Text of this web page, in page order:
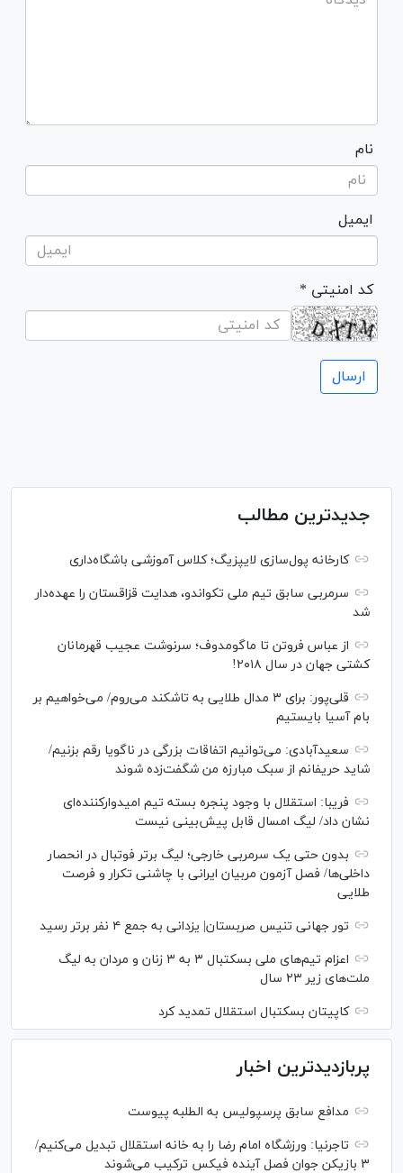
نام
ایمیل
* کد امنیتی
جدیدترین مطالب
کارخانه پول‌سازی لایپزیگ؛ کلاس آموزشی باشگاه‌داری
سرمربی سابق تیم ملی تکواندو، هدایت قزاقستان را عهده‌دار
شد
از عباس فروتن تا ماگومدوف؛ سرنوشت عجیب قهرمانان
کشتی جهان در سال ۲۰۱۸!
قلی‌پور: برای ۳ مدال طلایی به تاشکند می‌روم/ می‌خواهیم بر
بام آسیا بایستیم
سعیدآبادی: می‌توانیم اتفاقات بزرگی در ناگویا رقم بزنیم/
شاید حریفانم از سبک مبارزه من شگفت‌زده شوند
فریبا: استقلال با وجود پنجره بسته تیم امیدوارکننده‌ای
نشان داد/ لیگ امسال قابل پیش‌بینی نیست
بدون حتی یک سرمربی خارجی؛ لیگ برتر فوتبال در انحصار
داخلی‌ها/ فصل آزمون مربیان ایرانی با چاشنی تکرار و فرصت
طلایی
تور جهانی تنیس صربستان| یزدانی به جمع ۴ نفر برتر رسید
اعزام تیم‌های ملی بسکتبال ۳ به ۳ زنان و مردان به لیگ
ملت‌های زیر ۲۳ سال
کاپیتان بسکتبال استقلال تمدید کرد
پربازدیدترین اخبار
مدافع سابق پرسپولیس به الطلبه پیوست
تاجرنیا: ورزشگاه امام رضا را به خانه استقلال تبدیل می‌کنیم/
۳ بازیکن جوان فصل آینده فیکس ترکیب می‌شوند